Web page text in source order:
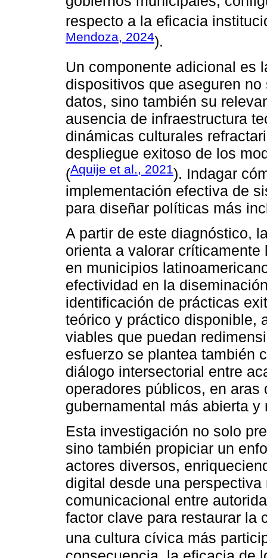
respecto a la eficacia
Mendoza, 2024).
Un componente adicional es
dispositivos que aseguren
datos, sino también su
ausencia de infraestructura
dinámicas culturales
despliegue exitoso de los
(Aquije et al., 2021). Indagar
implementación efectiva de
para diseñar políticas más
A partir de este diagnóstico,
orienta a valorar
en municipios
efectividad en la
identificación de prácticas
teórico y práctico disponible,
viables que puedan
esfuerzo se plantea también
diálogo intersectorial entre
operadores públicos, en aras
gubernamental más abierta y
Esta investigación no solo
sino también propiciar un
actores diversos,
digital desde una
comunicacional entre
factor clave para restaurar la
una cultura cívica más